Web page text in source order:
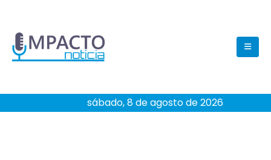
sábado, 8 de agosto de 2026